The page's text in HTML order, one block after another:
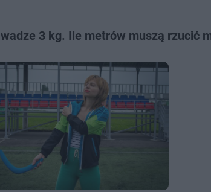
3 kg. Ile metrów muszą rzucić